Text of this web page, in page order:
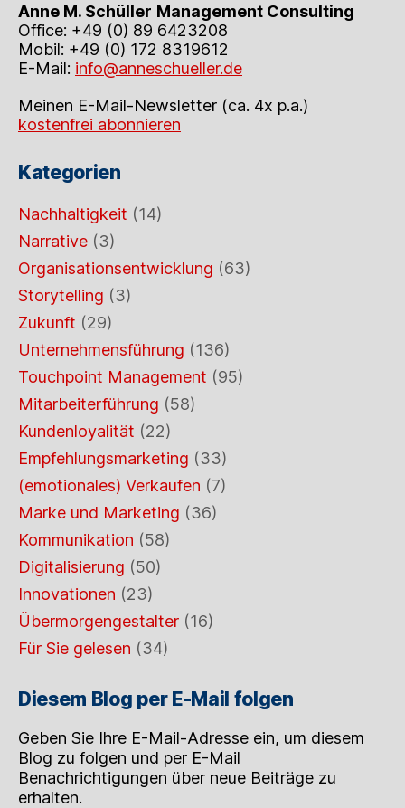
Anne M. Schüller Management Consulting
Office: +49 (0) 89 6423208
Mobil: +49 (0) 172 8319612
E-Mail: info@anneschueller.de
Meinen E-Mail-Newsletter (ca. 4x p.a.)
kostenfrei abonnieren
Kategorien
Nachhaltigkeit (14)
Narrative (3)
Organisationsentwicklung (63)
Storytelling (3)
Zukunft (29)
Unternehmensführung (136)
Touchpoint Management (95)
Mitarbeiterführung (58)
Kundenloyalität (22)
Empfehlungsmarketing (33)
(emotionales) Verkaufen (7)
Marke und Marketing (36)
Kommunikation (58)
Digitalisierung (50)
Innovationen (23)
Übermorgengestalter (16)
Für Sie gelesen (34)
Diesem Blog per E-Mail folgen
Geben Sie Ihre E-Mail-Adresse ein, um diesem
Blog zu folgen und per E-Mail
Benachrichtigungen über neue Beiträge zu
erhalten.